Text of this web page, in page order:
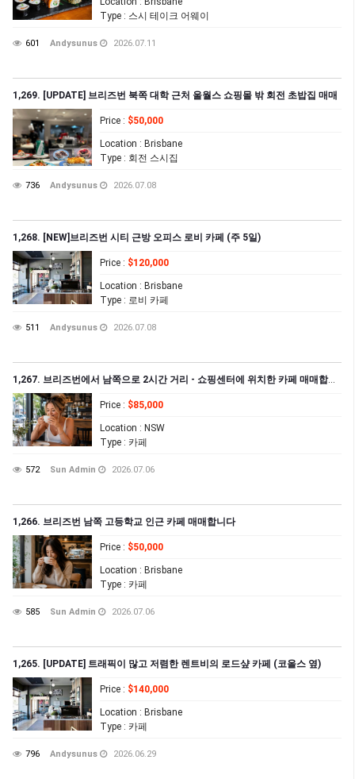
Type : 스시 테이크 어웨이
601 Andysunus 2026.07.11
1,269. [UPDATE] 브리즈번 북쪽 대학 근처 울월스 쇼핑몰 밖 회전 초밥집 매매
Price : $50,000
Location : Brisbane
Type : 회전 스시집
736 Andysunus 2026.07.08
1,268. [NEW]브리즈번 시티 근방 오피스 로비 카페 (주 5일)
Price : $120,000
Location : Brisbane
Type : 로비 카페
511 Andysunus 2026.07.08
1,267. 브리즈번에서 남쪽으로 2시간 거리 - 쇼핑센터에 위치한 카페 매매합니다
Price : $85,000
Location : NSW
Type : 카페
572 Sun Admin 2026.07.06
1,266. 브리즈번 남쪽 고등학교 인근 카페 매매합니다
Price : $50,000
Location : Brisbane
Type : 카페
585 Sun Admin 2026.07.06
1,265. [UPDATE] 트래픽이 많고 저렴한 렌트비의 로드샾 카페 (코올스 옆)
Price : $140,000
Location : Brisbane
Type : 카페
796 Andysunus 2026.06.29